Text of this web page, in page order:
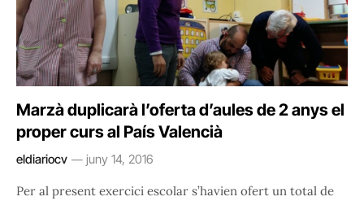
Marzà duplicarà l’oferta d’aules de 2 anys el
proper curs al País Valencià
eldiariocv juny 14, 2016
Per al present exercici escolar s’havien ofert un total de